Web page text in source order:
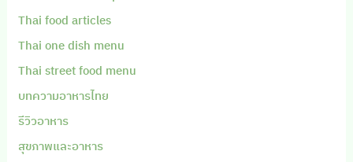
Thai food articles
Thai one dish menu
Thai street food menu
บทความอาหารไทย
รีวิวอาหาร
สุขภาพและอาหาร